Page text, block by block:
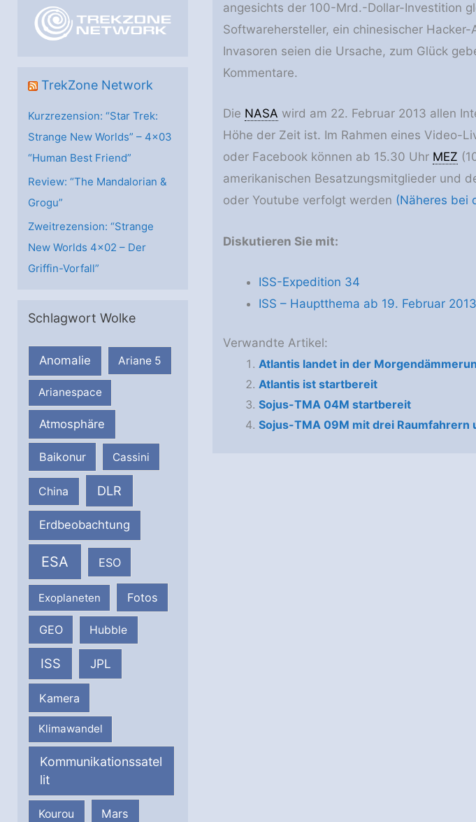
e TrekZone Network
Kurzrezension: “Star Trek:
Strange New Worlds” – 4×03
“Human Best Friend”
Review: “The Mandalorian &
Grogu”
Zweitrezension: “Strange
New Worlds 4×02 – Der
Griffin-Vorfall”
Schlagwort Wolke
Anomalie Ariane 5
Arianespace
Atmosphäre
Baikonur Cassini
China DLR
Erdbeobachtung
ESA ESO
Exoplaneten Fotos
GEO Hubble
ISS JPL
Kamera
Klimawandel
Kommunikationssatel
lit
Kourou Mars
angesichts der 100-Mrd.-Dollar-Investition
Softwarehersteller, ein chinesischer
Invasoren seien die Ursache, zum Glück
Kommentare.
Die NASA wird am 22. Februar 2013 allen
Höhe der Zeit ist. Im Rahmen eines Video-
oder Facebook können ab 15.30 Uhr MEZ
amerikanischen Besatzungsmitglieder und
oder Youtube verfolgt werden (Näheres bei
Diskutieren Sie mit:
ISS-Expedition 34
ISS – Hauptthema ab 19. Februar 2013
Verwandte Artikel:
Atlantis landet in der
Atlantis ist startbereit
Sojus-TMA 04M startbereit
Sojus-TMA 09M mit drei Raumfahrern